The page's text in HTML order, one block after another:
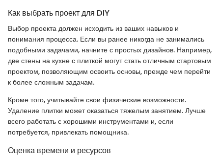
Как выбрать проект для DIY
Выбор проекта должен исходить из ваших навыков и
понимания процесса. Если вы ранее никогда не занимались
подобными задачами, начните с простых дизайнов. Например,
две стены на кухне с плиткой могут стать отличным стартовым
проектом, позволяющим освоить основы, прежде чем перейти
к более сложным задачам.
Кроме того, учитывайте свои физические возможности.
Удаление плитки может оказаться тяжелым занятием. Лучше
всего работать с хорошими инструментами и, если
потребуется, привлекать помощника.
Оценка времени и ресурсов